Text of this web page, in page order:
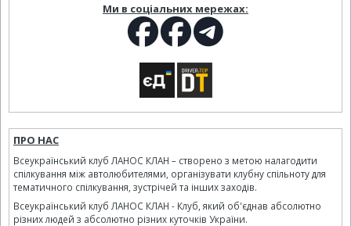
Ми в соціальних мережах:
ПРО НАС
Всеукраїнський клуб ЛАНОС КЛАН – створено з метою налагодити
спілкування між автолюбителями, організувати клубну спільноту для
тематичного спілкування, зустрічей та інших заходів.
Всеукраїнський клуб ЛАНОС КЛАН - Клуб, який об'єднав абсолютно
різних людей з абсолютно різних куточків України.